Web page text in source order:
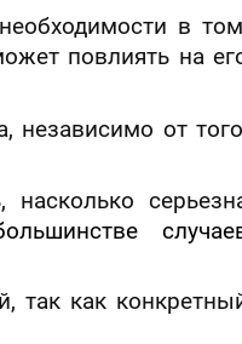
в
повлиять на
независимо от
насколько
так как